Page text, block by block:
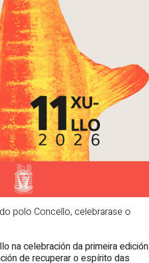
polo Concello, celebrarase o
na celebración da primeira edición
de recuperar o espírito das